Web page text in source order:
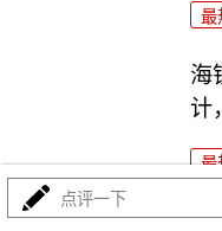
最
海
计
最
4
点评一下